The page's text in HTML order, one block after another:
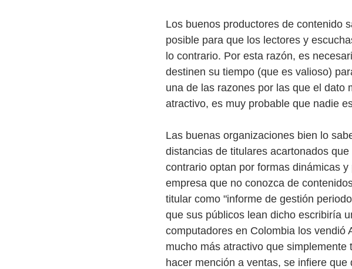
Los buenos productores de contenido
posible para que los lectores y
lo contrario. Por esta razón, es
destinen su tiempo (que es valioso)
una de las razones por las que el dato
atractivo, es muy probable que nadie
Las buenas organizaciones bien lo
distancias de titulares acartonados
contrario optan por formas dinámicas
empresa que no conozca de
titular como "informe de gestión
que sus públicos lean dicho escribiría
computadores en Colombia los vendió
mucho más atractivo que
hacer mención a ventas, se infiere